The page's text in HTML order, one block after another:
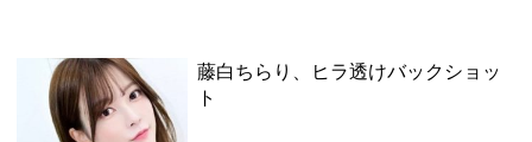
藤白ちらり、ヒラ透けバックショッ
ト